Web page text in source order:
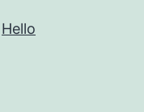
Hello